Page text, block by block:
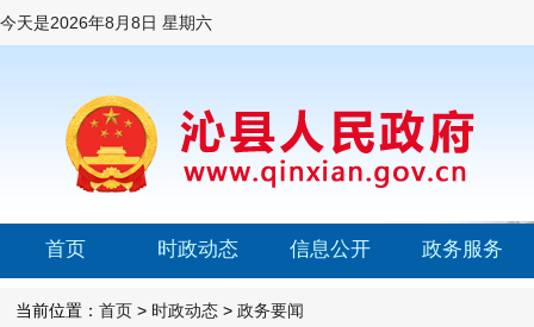
今天是2026年8月8日 星期六
首页 时政动态 信息公开 政务服务
当前位置： 首页 > 时政动态 > 政务要闻